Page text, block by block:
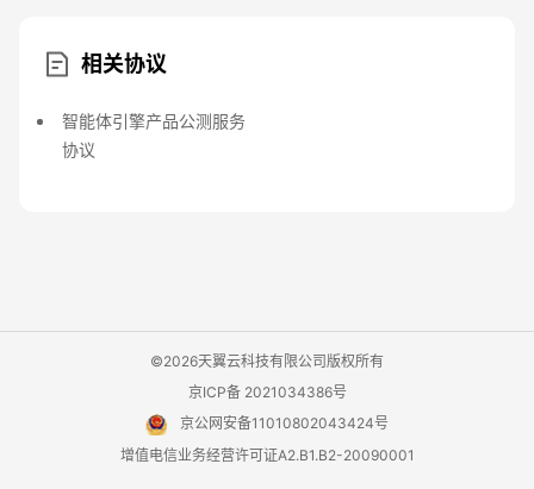
相关协议
智能体引擎产品公测服务
协议
©2026天翼云科技有限公司版权所有
京ICP备 2021034386号
京公网安备11010802043424号
增值电信业务经营许可证A2.B1.B2-20090001